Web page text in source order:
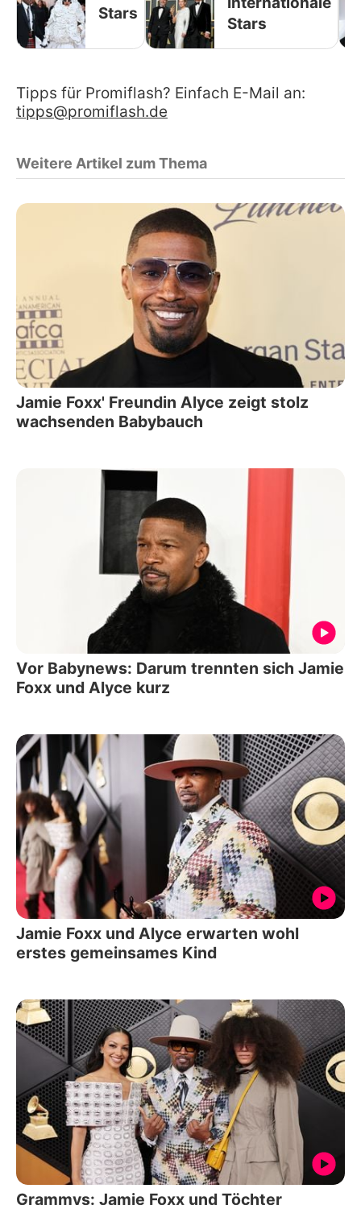
Stars
Stars
Tipps für Promiflash? Einfach E-Mail an:
tipps@promiflash.de
Weitere Artikel zum Thema
Jamie Foxx' Freundin Alyce zeigt stolz
wachsenden Babybauch
Vor Babynews: Darum trennten sich Jamie
Foxx und Alyce kurz
Jamie Foxx und Alyce erwarten wohl
erstes gemeinsames Kind
Grammys: Jamie Foxx und Töchter